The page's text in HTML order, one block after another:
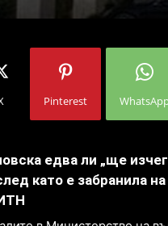
Pinterest
едва ли „ще
като е забранила